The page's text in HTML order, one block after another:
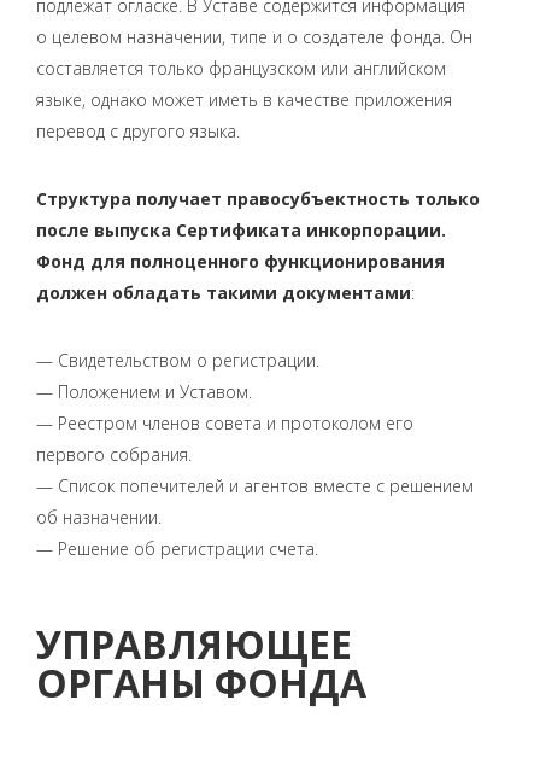
подлежат огласке. В Уставе содержится информация
о целевом назначении, типе и о создателе фонда. Он
составляется только французском или английском
языке, однако может иметь в качестве приложения
перевод с другого языка.
Структура получает правосубъектность только
после выпуска Сертификата инкорпорации.
Фонд для полноценного функционирования
должен обладать такими документами:
— Свидетельством о регистрации.
— Положением и Уставом.
— Реестром членов совета и протоколом его
первого собрания.
— Список попечителей и агентов вместе с решением
об назначении.
— Решение об регистрации счета.
УПРАВЛЯЮЩЕЕ
ОРГАНЫ ФОНДА